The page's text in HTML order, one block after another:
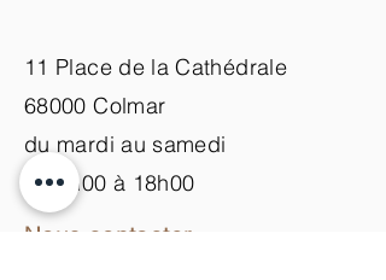
11 Place de la Cathédrale
68000 Colmar
du mardi au samedi
de 9h00 à 18h00
Nous contacter